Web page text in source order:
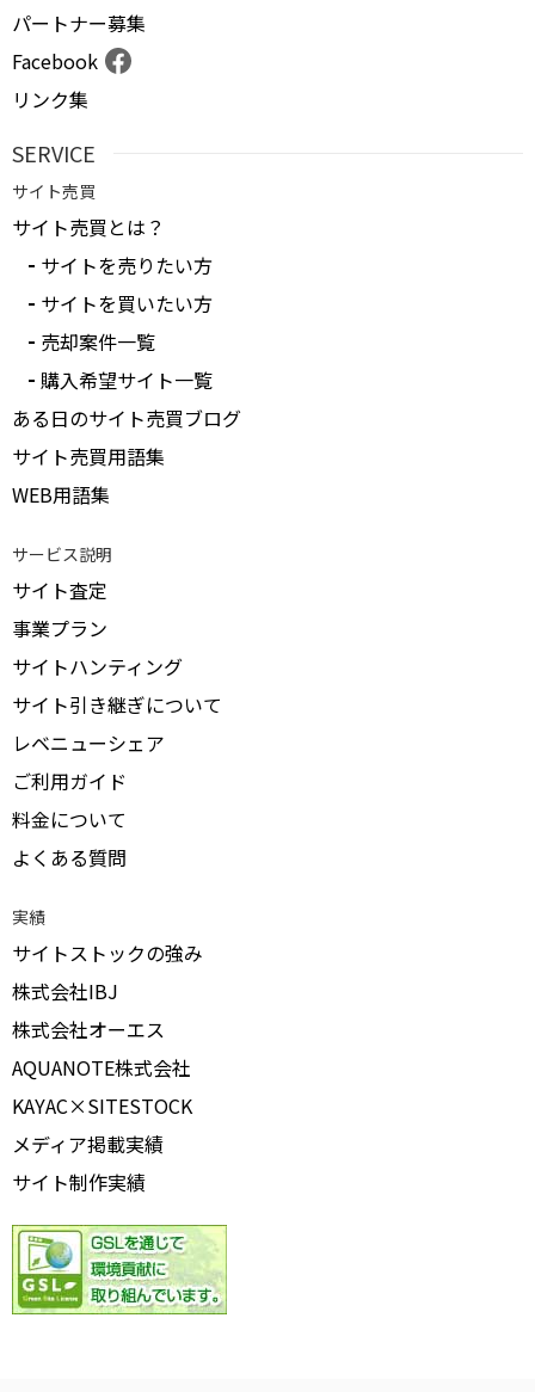
パートナー募集
Facebook
リンク集
SERVICE
サイト売買
サイト売買とは？
サイトを売りたい方
サイトを買いたい方
売却案件一覧
購入希望サイト一覧
ある日のサイト売買ブログ
サイト売買用語集
WEB用語集
サービス説明
サイト査定
事業プラン
サイトハンティング
サイト引き継ぎについて
レベニューシェア
ご利用ガイド
料金について
よくある質問
実績
サイトストックの強み
株式会社IBJ
株式会社オーエス
AQUANOTE株式会社
KAYAC×SITESTOCK
メディア掲載実績
サイト制作実績